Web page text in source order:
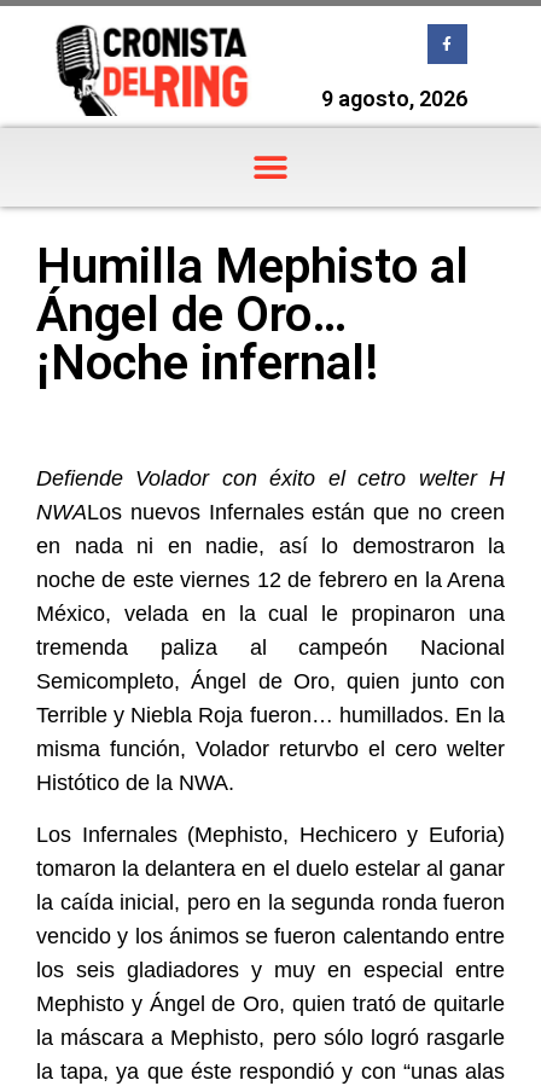
9 agosto, 2026
Humilla Mephisto al
Ángel de Oro…
¡Noche infernal!
Defiende Volador con éxito el cetro welter H
NWALos nuevos Infernales están que no creen
en nada ni en nadie, así lo demostraron la
noche de este viernes 12 de febrero en la Arena
México, velada en la cual le propinaron una
tremenda paliza al campeón Nacional
Semicompleto, Ángel de Oro, quien junto con
Terrible y Niebla Roja fueron… humillados. En la
misma función, Volador returvbo el cero welter
Histótico de la NWA.
Los Infernales (Mephisto, Hechicero y Euforia)
tomaron la delantera en el duelo estelar al ganar
la caída inicial, pero en la segunda ronda fueron
vencido y los ánimos se fueron calentando entre
los seis gladiadores y muy en especial entre
Mephisto y Ángel de Oro, quien trató de quitarle
la máscara a Mephisto, pero sólo logró rasgarle
la tapa, ya que éste respondió y con “unas alas